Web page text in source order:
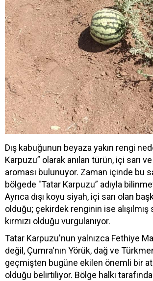
Dış kabuğunun beyaza yakın rengi
Karpuzu” olarak anılan türün, içi sarı
aroması bulunuyor. Zaman içinde bu
bölgede "Tatar Karpuzu” adıyla
Ayrıca dışı koyu siyah, içi sarı olan
olduğu; çekirdek renginin ise alışılmış
kırmızı olduğu vurgulanıyor.
Tatar Karpuzu'nun yalnızca Fethiye
değil, Çumra'nın Yörük, dağ ve
geçmişten bugüne ekilen önemli bir
olduğu belirtiliyor. Bölge halkı